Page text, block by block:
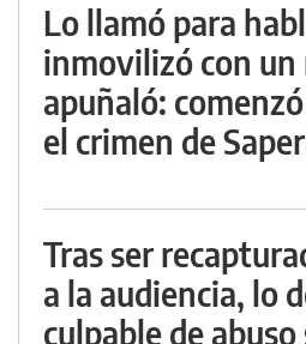
Lo llamó para
inmovilizó con
apuñaló:
el crimen de
Tras ser
a la audiencia, lo
culpable de